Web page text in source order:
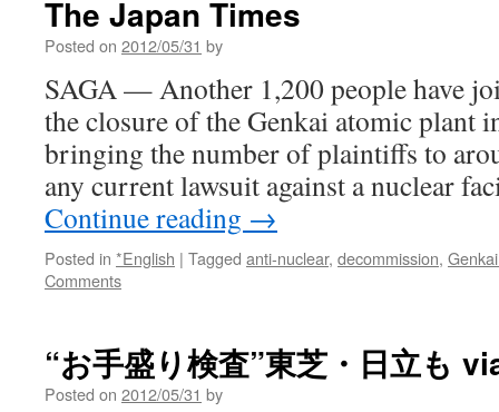
The Japan Times
Posted on 2012/05/31 by
SAGA — Another 1,200 people have
the closure of the Genkai atomic plant
bringing the number of plaintiffs to
any current lawsuit against a nuclear
Continue reading →
Posted in *English | Tagged anti-nuclear, decommission,
Comments
“お手盛り検査”東芝・日立も
Posted on 2012/05/31 by